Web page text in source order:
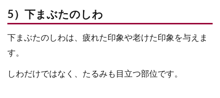
5）下まぶたのしわ
下まぶたのしわは、疲れた印象や老けた印象を与えま
す。
しわだけではなく、たるみも目立つ部位です。